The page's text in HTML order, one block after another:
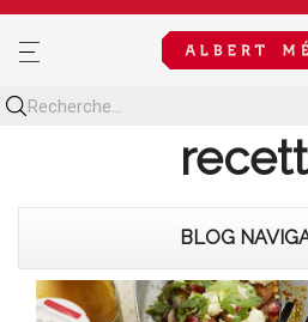
MENU
Découvrez
BLOG